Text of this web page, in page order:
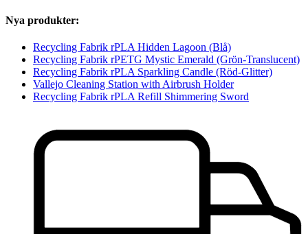
Nya produkter:
Recycling Fabrik rPLA Hidden Lagoon (Blå)
Recycling Fabrik rPETG Mystic Emerald (Grön-Translucent)
Recycling Fabrik rPLA Sparkling Candle (Röd-Glitter)
Vallejo Cleaning Station with Airbrush Holder
Recycling Fabrik rPLA Refill Shimmering Sword